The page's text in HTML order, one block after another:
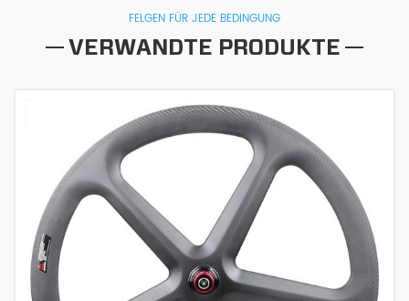
FELGEN FÜR JEDE BEDINGUNG
VERWANDTE PRODUKTE